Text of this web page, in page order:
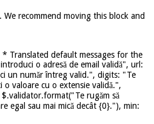
recommend moving this block and
Translated default messages for the
o adresă de email validă", url:
un număr întreg valid.", digits: "Te
valoare cu o extensie validă.",
rugăm să
egal sau mai mică decât {0}."), min: